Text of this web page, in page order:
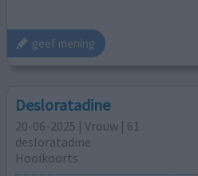
geef mening
Desloratadine
20-06-2025 | Vrouw | 61
desloratadine
Hooikoorts